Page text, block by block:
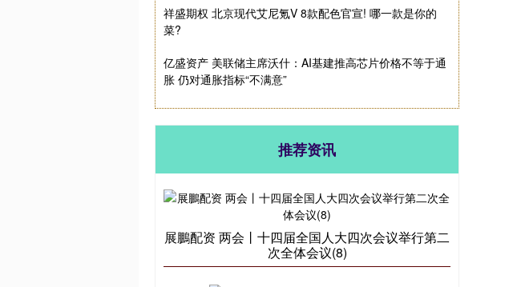
祥盛期权 北京现代艾尼氪V 8款配色官宣! 哪一款是你的
菜?
亿盛资产 美联储主席沃什：AI基建推高芯片价格不等于通
胀 仍对通胀指标“不满意”
推荐资讯
展鵬配资 两会丨十四届全国人大四次会议举行第二
次全体会议(8)